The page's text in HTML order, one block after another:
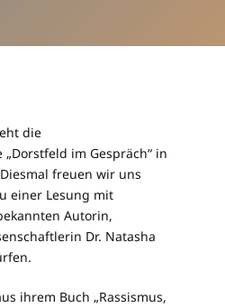
die
im Gespräch“ in
freuen wir uns
einer Lesung mit
Autorin,
Dr. Natasha
ihrem Buch „Rassismus,